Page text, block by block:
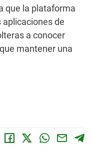
que la plataforma
aplicaciones de
a conocer
mantener una